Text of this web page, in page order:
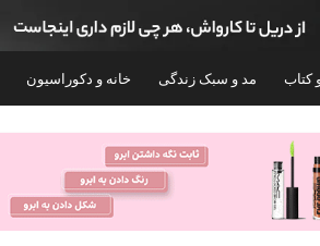
کتاب مد و سبک زندگی خانه و دکوراسیون